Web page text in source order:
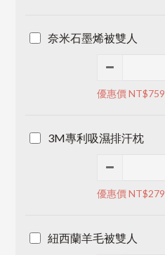
奈米石墨烯被雙人
優惠價 NT$759
3M專利吸濕排汗枕
優惠價 NT$279
紐西蘭羊毛被雙人